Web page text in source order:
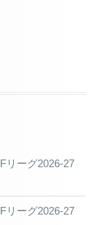
リーグ2026-27
リーグ2026-27